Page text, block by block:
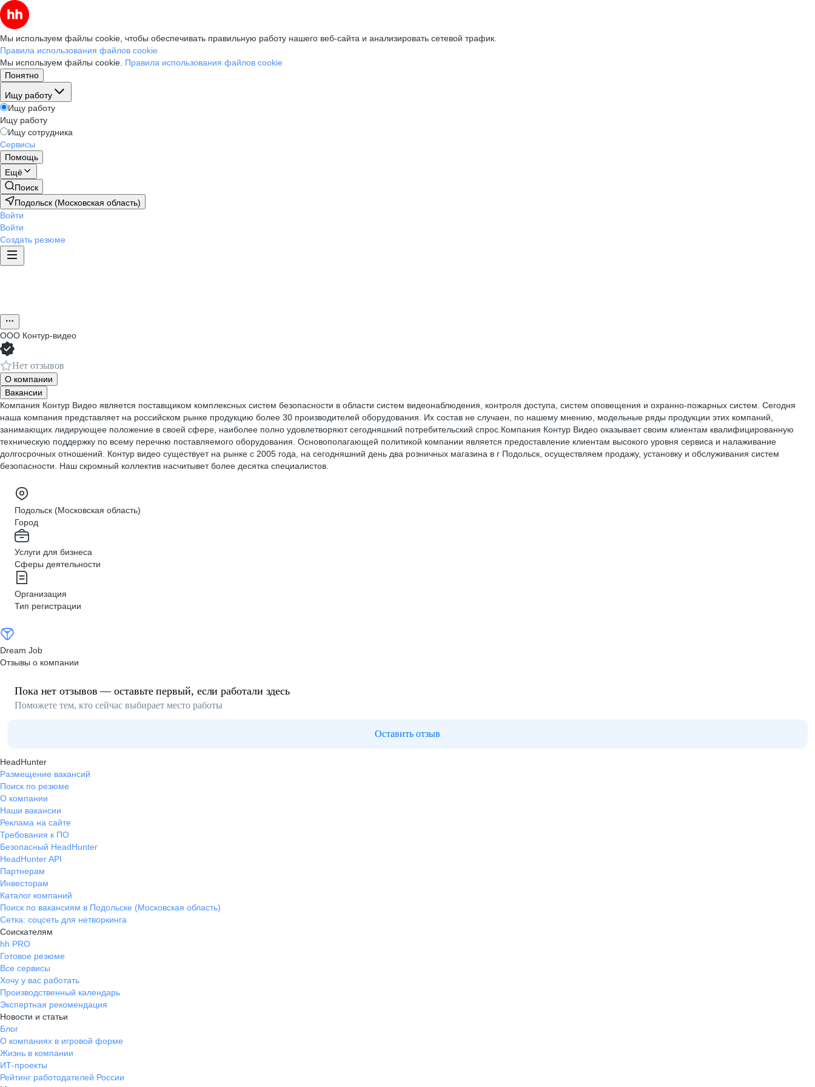
Мы используем файлы cookie, чтобы обеспечивать правильную работу нашего веб-сайта и анализировать сетевой трафик.
Правила использования файлов cookie
Мы используем файлы cookie. Правила использования файлов cookie
Понятно
Ищу работу
Ищу работу
Ищу работу
Ищу сотрудника
Сервисы
Помощь
Ещё
Поиск
Подольск (Московская область)
Войти
Войти
Создать резюме
ООО Контур-видео
Нет отзывов
О компании
Вакансии
Компания Контур Видео является поставщиком комплексных систем безопасности в области систем видеонаблюдения, контроля доступа, систем оповещения и охранно-пожарных систем. Сегодня
наша компания представляет на российском рынке продукцию более 30 производителей оборудования. Их состав не случаен, по нашему мнению, модельные ряды продукции этих компаний,
занимающих лидирующее положение в своей сфере, наиболее полно удовлетворяют сегодняшний потребительский спрос.Компания Контур Видео оказывает своим клиентам квалифицированную
техническую поддержку по всему перечню поставляемого оборудования. Основополагающей политикой компании является предоставление клиентам высокого уровня сервиса и налаживание
долгосрочных отношений. Контур видео существует на рынке с 2005 года, на сегодняшний день два розничных магазина в г Подольск, осуществляем продажу, установку и обслуживания систем
безопасности. Наш скромный коллектив насчитывет более десятка специалистов.
Подольск (Московская область)
Город
Услуги для бизнеса
Сферы деятельности
Организация
Тип регистрации
Dream Job
Отзывы о компании
Пока нет отзывов — оставьте первый, если работали здесь
Поможете тем, кто сейчас выбирает место работы
Оставить отзыв
HeadHunter
Размещение вакансий
Поиск по резюме
О компании
Наши вакансии
Реклама на сайте
Требования к ПО
Безопасный HeadHunter
HeadHunter API
Партнерам
Инвесторам
Каталог компаний
Поиск по вакансиям в Подольске (Московская область)
Сетка: соцсеть для нетворкинга
Соискателям
hh PRO
Готовое резюме
Все сервисы
Хочу у вас работать
Производственный календарь
Экспертная рекомендация
Новости и статьи
Блог
О компаниях в игровой форме
Жизнь в компании
ИТ-проекты
Рейтинг работодателей России